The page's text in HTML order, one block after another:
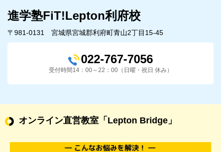
進学塾FiT!Lepton利府校
〒981-0131 宮城県宮城郡利府町青山2丁目15-45
022-767-7056
受付時間14：00～22：00（日曜・祝日 休み）
オンライン直営教室 「Lepton Bridge」